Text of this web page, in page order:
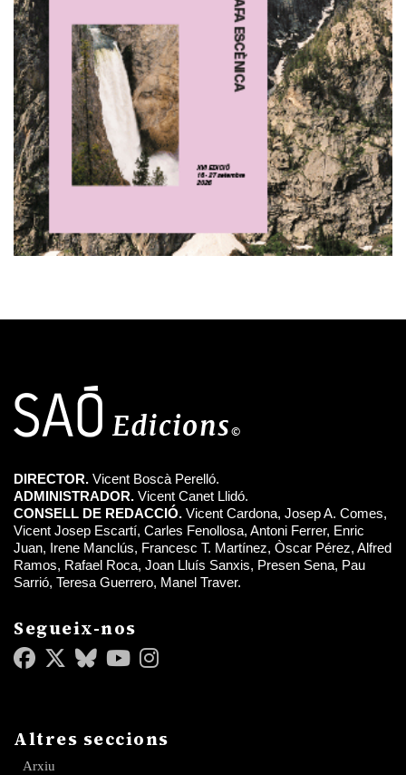
DIRECTOR. Vicent Boscà Perelló.
ADMINISTRADOR. Vicent Canet Llidó.
CONSELL DE REDACCIÓ. Vicent Cardona, Josep A. Comes,
Vicent Josep Escartí, Carles Fenollosa, Antoni Ferrer, Enric
Juan, Irene Manclús, Francesc T. Martínez, Òscar Pérez, Alfred
Ramos, Rafael Roca, Joan Lluís Sanxis, Presen Sena, Pau
Sarrió, Teresa Guerrero, Manel Traver.
Segueix-nos
Altres seccions
Arxiu